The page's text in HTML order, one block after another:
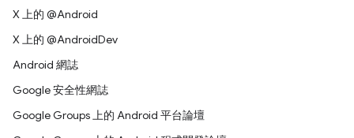
X 上的 @Android
X 上的 @AndroidDev
Android 網誌
Google 安全性網誌
Google Groups 上的 Android 平台論壇